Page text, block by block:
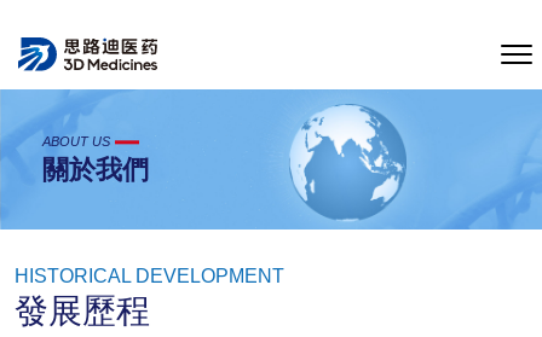
ABOUT US
關於我們
HISTORICAL DEVELOPMENT
發展歷程